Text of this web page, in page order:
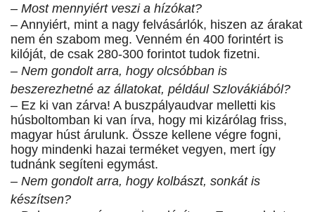
– Most mennyiért veszi a hízókat?
– Annyiért, mint a nagy felvásárlók, hiszen az árakat
nem én szabom meg. Venném én 400 forintért is
kilóját, de csak 280-300 forintot tudok fizetni.
– Nem gondolt arra, hogy olcsóbban is
beszerezhetné az állatokat, például Szlovákiából?
– Ez ki van zárva! A buszpályaudvar melletti kis
húsboltomban ki van írva, hogy mi kizárólag friss,
magyar húst árulunk. Össze kellene végre fogni,
hogy mindenki hazai terméket vegyen, mert így
tudnánk segíteni egymást.
– Nem gondolt arra, hogy kolbászt, sonkát is
készítsen?